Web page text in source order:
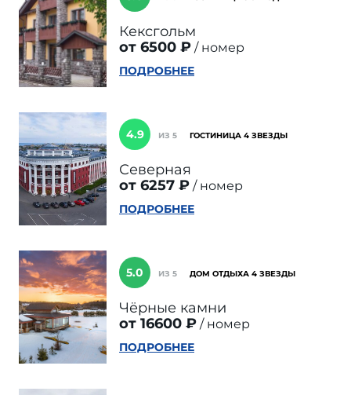
Кексгольм
от 6500 ₽
номер
ПОДРОБНЕЕ
4.9 ИЗ 5 ГОСТИНИЦА 4 ЗВЕЗДЫ
Северная
от 6257 ₽
номер
ПОДРОБНЕЕ
5.0 ИЗ 5 ДОМ ОТДЫХА 4 ЗВЕЗДЫ
Чёрные камни
от 16600 ₽
номер
ПОДРОБНЕЕ